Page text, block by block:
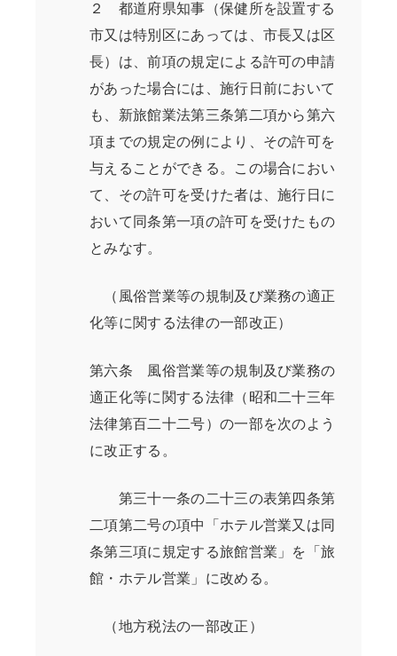
２ 都道府県知事（保健所を設置する
市又は特別区にあっては、市長又は区
長）は、前項の規定による許可の申請
があった場合には、施行日前において
も、新旅館業法第三条第二項から第六
項までの規定の例により、その許可を
与えることができる。この場合におい
て、その許可を受けた者は、施行日に
おいて同条第一項の許可を受けたもの
とみなす。
（風俗営業等の規制及び業務の適正
化等に関する法律の一部改正）
第六条 風俗営業等の規制及び業務の
適正化等に関する法律（昭和二十三年
法律第百二十二号）の一部を次のよう
に改正する。
第三十一条の二十三の表第四条第
二項第二号の項中「ホテル営業又は同
条第三項に規定する旅館営業」を「旅
館・ホテル営業」に改める。
（地方税法の一部改正）